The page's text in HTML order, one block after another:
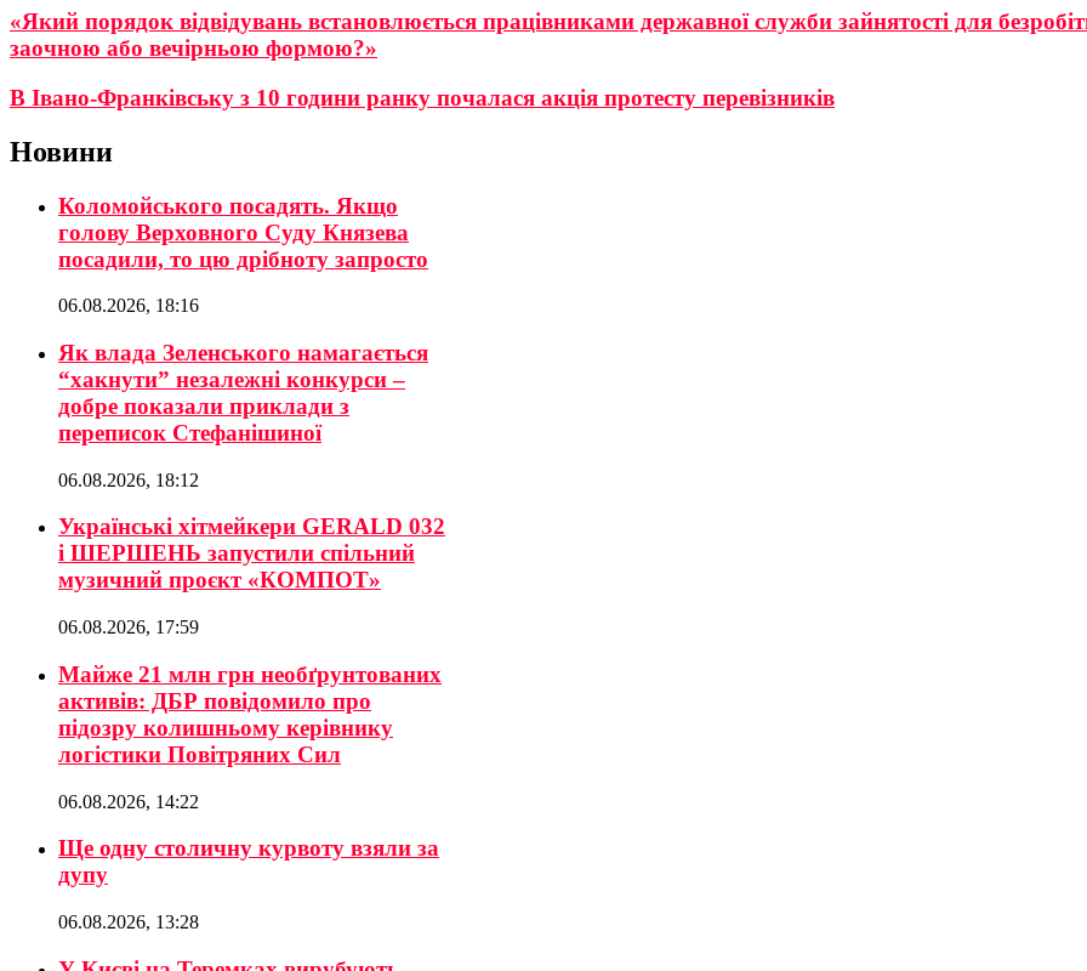
«Який порядок відвідувань встановлюється працівниками державної служби зайнятості для
заочною або вечірньою формою?»
В Івано-Франківську з 10 години ранку почалася акція протесту перевізників
Новини
Коломойського посадять. Якщо
голову Верховного Суду Князева
посадили, то цю дрібноту запросто
06.08.2026, 18:16
Як влада Зеленського намагається
“хакнути” незалежні конкурси –
добре показали приклади з
переписок Стефанішиної
06.08.2026, 18:12
Українські хітмейкери GERALD 032
і ШЕРШЕНЬ запустили спільний
музичний проєкт «КОМПОТ»
06.08.2026, 17:59
Майже 21 млн грн необґрунтованих
активів: ДБР повідомило про
підозру колишньому керівнику
логістики Повітряних Сил
06.08.2026, 14:22
Ще одну столичну курвоту взяли за
дупу
06.08.2026, 13:28